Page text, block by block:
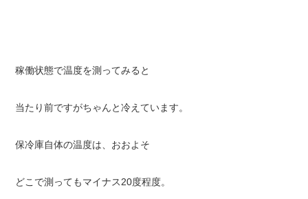
稼働状態で温度を測ってみると
当たり前ですがちゃんと冷えています。
保冷庫自体の温度は、おおよそ
どこで測ってもマイナス20度程度。